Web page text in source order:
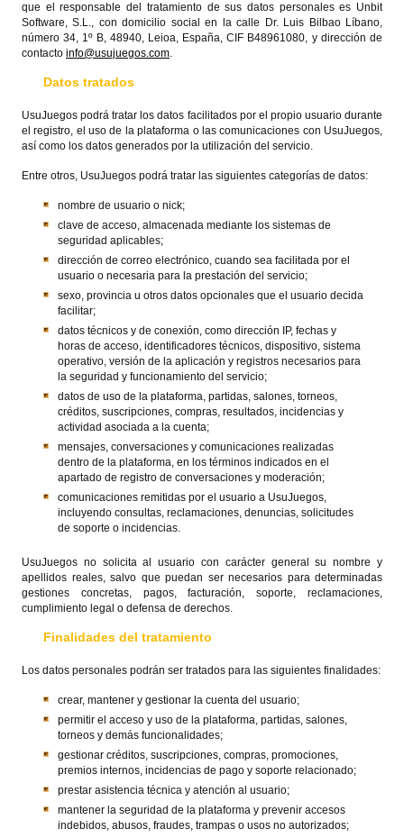
que el responsable del tratamiento de sus datos personales es Unbit
Software, S.L., con domicilio social en la calle Dr. Luis Bilbao Líbano,
número 34, 1º B, 48940, Leioa, España, CIF B48961080, y dirección de
contacto info@usujuegos.com.
Datos tratados
UsuJuegos podrá tratar los datos facilitados por el propio usuario durante
el registro, el uso de la plataforma o las comunicaciones con UsuJuegos,
así como los datos generados por la utilización del servicio.
Entre otros, UsuJuegos podrá tratar las siguientes categorías de datos:
nombre de usuario o nick;
clave de acceso, almacenada mediante los sistemas de
seguridad aplicables;
dirección de correo electrónico, cuando sea facilitada por el
usuario o necesaria para la prestación del servicio;
sexo, provincia u otros datos opcionales que el usuario decida
facilitar;
datos técnicos y de conexión, como dirección IP, fechas y
horas de acceso, identificadores técnicos, dispositivo, sistema
operativo, versión de la aplicación y registros necesarios para
la seguridad y funcionamiento del servicio;
datos de uso de la plataforma, partidas, salones, torneos,
créditos, suscripciones, compras, resultados, incidencias y
actividad asociada a la cuenta;
mensajes, conversaciones y comunicaciones realizadas
dentro de la plataforma, en los términos indicados en el
apartado de registro de conversaciones y moderación;
comunicaciones remitidas por el usuario a UsuJuegos,
incluyendo consultas, reclamaciones, denuncias, solicitudes
de soporte o incidencias.
UsuJuegos no solicita al usuario con carácter general su nombre y
apellidos reales, salvo que puedan ser necesarios para determinadas
gestiones concretas, pagos, facturación, soporte, reclamaciones,
cumplimiento legal o defensa de derechos.
Finalidades del tratamiento
Los datos personales podrán ser tratados para las siguientes finalidades:
crear, mantener y gestionar la cuenta del usuario;
permitir el acceso y uso de la plataforma, partidas, salones,
torneos y demás funcionalidades;
gestionar créditos, suscripciones, compras, promociones,
premios internos, incidencias de pago y soporte relacionado;
prestar asistencia técnica y atención al usuario;
mantener la seguridad de la plataforma y prevenir accesos
indebidos, abusos, fraudes, trampas o usos no autorizados;